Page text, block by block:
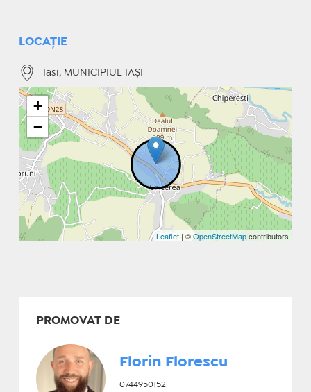
LOCAȚIE
Iasi, MUNICIPIUL IAŞI
+
−
Leaflet| ©OpenStreetMapcontributors
PROMOVAT DE
Florin Florescu
0744950152